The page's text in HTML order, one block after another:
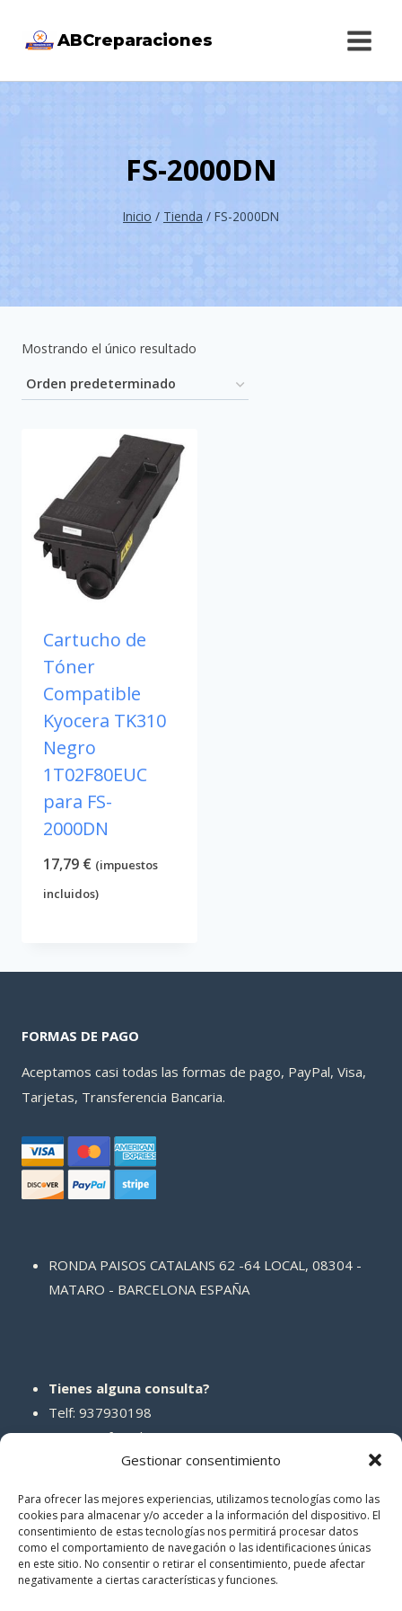
Gestionar consentimiento
Para ofrecer las mejores experiencias, utilizamos tecnologías como las
cookies para almacenar y/o acceder a la información del dispositivo. El
consentimiento de estas tecnologías nos permitirá procesar datos
como el comportamiento de navegación o las identificaciones únicas
en este sitio. No consentir o retirar el consentimiento, puede afectar
negativamente a ciertas características y funciones.
ABCreparaciones
FS-2000DN
Inicio / Tienda / FS-2000DN
Mostrando el único resultado
Cartucho de
Tóner
Compatible
Kyocera TK310
Negro
1T02F80EUC
para FS-
2000DN
17,79 € (impuestos
incluidos)
FORMAS DE PAGO
Aceptamos casi todas las formas de pago, PayPal, Visa,
Tarjetas, Transferencia Bancaria.
RONDA PAISOS CATALANS 62 -64 LOCAL, 08304 -
MATARO - BARCELONA ESPAÑA
Tienes alguna consulta?
Telf: 937930198
Correo: info@abcreparaciones.com
REDES SOCIALES